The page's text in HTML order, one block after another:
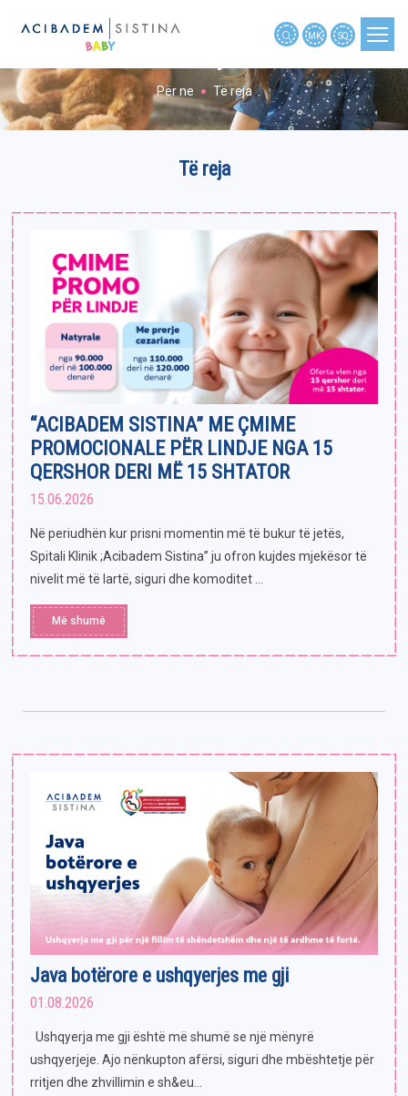
PLANIFIKIMI I SHTATZËNISË
BEBE
FËMIJA
MJETE
TË REJA
NËNAT RRËFYEN
NËNAT PYETËN
Paketat e lindjes
MK SQ
Për ne Të reja
Të reja
“ACIBADEM SISTINA” ME ÇMIME
PROMOCIONALE PËR LINDJE NGA 15
QERSHOR DERI MË 15 SHTATOR
15.06.2026
Në periudhën kur prisni momentin më të bukur të jetës,
Spitali Klinik ;Acibadem Sistina” ju ofron kujdes mjekësor të
nivelit më të lartë, siguri dhe komoditet ...
Më shumë
Java botërore e ushqyerjes me gji
01.08.2026
Ushqyerja me gji është më shumë se një mënyrë
ushqyerjeje. Ajo nënkupton afërsi, siguri dhe mbështetje për
rritjen dhe zhvillimin e sh&eu...